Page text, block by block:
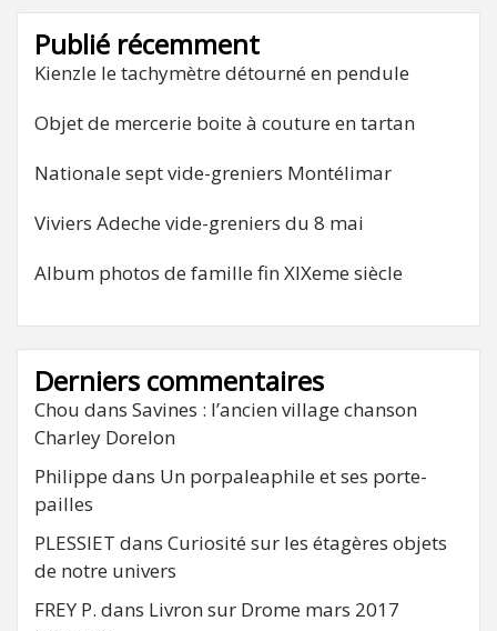
Publié récemment
Kienzle le tachymètre détourné en pendule
Objet de mercerie boite à couture en tartan
Nationale sept vide-greniers Montélimar
Viviers Adeche vide-greniers du 8 mai
Album photos de famille fin XIXeme siècle
Derniers commentaires
Chou dans Savines : l’ancien village chanson
Charley Dorelon
Philippe dans Un porpaleaphile et ses porte-
pailles
PLESSIET dans Curiosité sur les étagères objets
de notre univers
FREY P. dans Livron sur Drome mars 2017